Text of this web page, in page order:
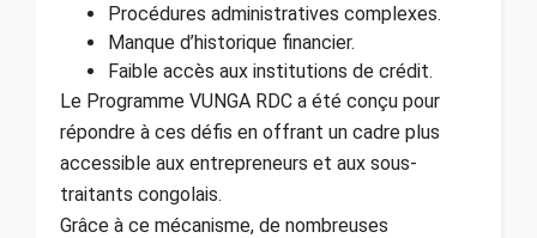
Procédures administratives complexes.
Manque d’historique financier.
Faible accès aux institutions de crédit.
Le Programme VUNGA RDC a été conçu pour
répondre à ces défis en offrant un cadre plus
accessible aux entrepreneurs et aux sous-
traitants congolais.
Grâce à ce mécanisme, de nombreuses